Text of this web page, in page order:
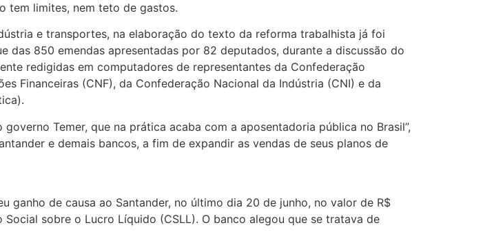
tem limites, nem teto de gastos.
e transportes, na elaboração do texto da reforma trabalhista já foi
das 850 emendas apresentadas por 82 deputados, durante a discussão do
redigidas em computadores de representantes da Confederação
Financeiras (CNF), da Confederação Nacional da Indústria (CNI) e da
Temer, que na prática acaba com a aposentadoria pública no Brasil”,
e demais bancos, a fim de expandir as vendas de seus planos de
ganho de causa ao Santander, no último dia 20 de junho, no valor de R$
sobre o Lucro Líquido (CSLL). O banco alegou que se tratava de